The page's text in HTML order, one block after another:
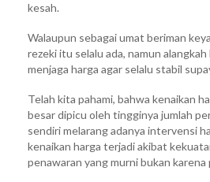
kesah.
Walaupun sebagai umat beriman
rezeki itu selalu ada, namun alangkah
menjaga harga agar selalu stabil
Telah kita pahami, bahwa kenaikan
besar dipicu oleh tingginya jumlah
sendiri melarang adanya intervensi
kenaikan harga terjadi akibat
penawaran yang murni bukan